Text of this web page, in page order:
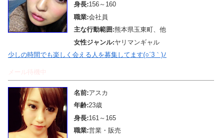
身長:156～160
職業:会社員
主な行動範囲:熊本県玉東町、他
女性ジャンル:ヤリマンギャル
少しの時間でも楽しく会える人を募集してます(○´3｀)ﾉ
メール待機中
名前:アスカ
年齢:23歳
身長:161～165
職業:営業・販売